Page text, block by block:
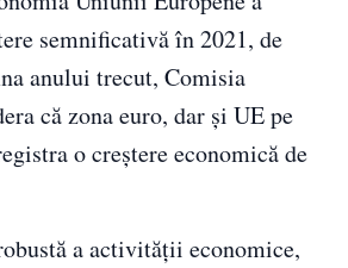
semnificativă în 2021, de
anului trecut, Comisia
că zona euro, dar şi UE pe
o creştere economică de
a activităţii economice,